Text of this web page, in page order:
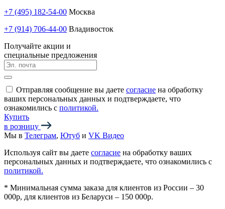
+7 (495) 182-54-00 Москва
+7 (914) 706-44-00 Владивосток
Получайте акции и
специальные предложения
Отправляя сообщение вы даете согласие на обработку
ваших персональных данных и подтверждаете, что
ознакомились с политикой.
Купить
в розницу
Мы в Телеграм, Ютуб и VK Видео
Используя сайт вы даете согласие на обработку ваших
персональных данных и подтверждаете, что ознакомились с
политикой.
* Минимальная сумма заказа для клиентов из России – 30
000р, для клиентов из Беларуси – 150 000р.